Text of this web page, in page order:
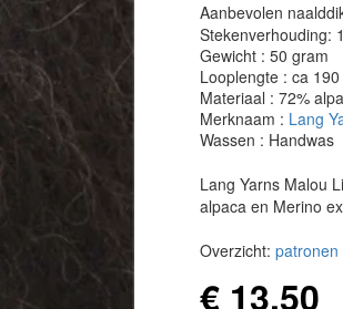
Aanbevolen
Stekenverhouding:
Gewicht : 50 gram
Looplengte : ca
Materiaal : 72%
Merknaam : Lang
Wassen : Handwas
Lang Yarns Malou
alpaca en Merino
Overzicht: patronen
€ 13,50